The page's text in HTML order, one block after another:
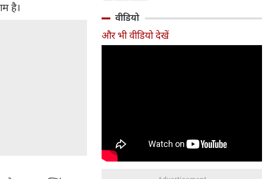
है।
आप अपनी राशि के अनुसार चातुर्मास
में कुछ विशेष उपाय करते हैं, तो
वीडियो
और भी वीडियो देखें